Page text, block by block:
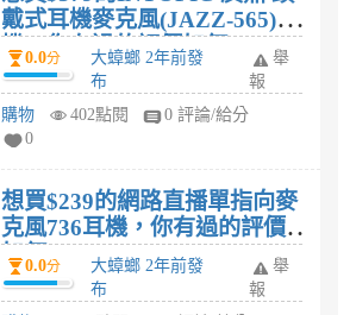
戴式耳機麥克風(JAZZ-565)耳
機，你有過的評價如何?
0.0分
大蟑螂 2年前發
布
舉
報
購物
402點閱
0 評論/給分
0
想買$239的網路直播單指向麥
克風736耳機，你有過的評價
如何?
0.0分
大蟑螂 2年前發
布
舉
報